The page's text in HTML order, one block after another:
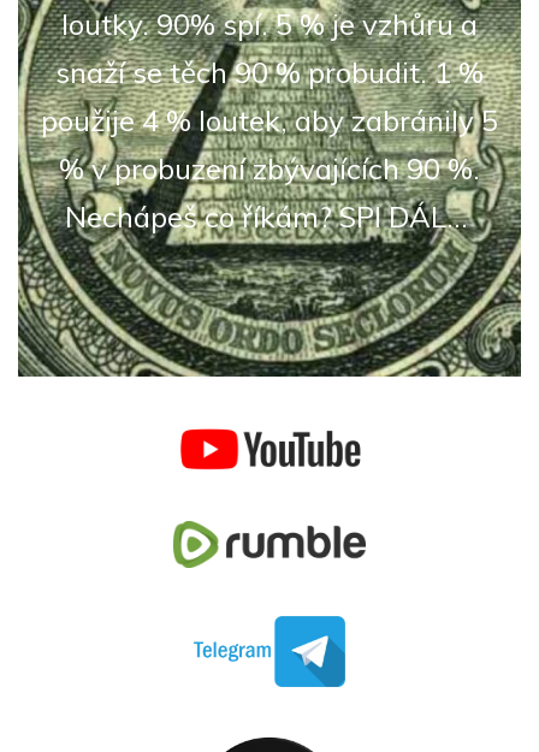
loutky. 90% spí. 5 % je vzhůru a
snaží se těch 90 % probudit. 1 %
použije 4 % loutek, aby zabránily 5
% v probuzení zbývajících 90 %.
Nechápeš co říkám? SPI DÁL...